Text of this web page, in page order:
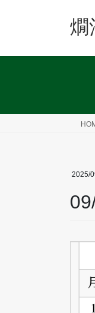
燗
2025/